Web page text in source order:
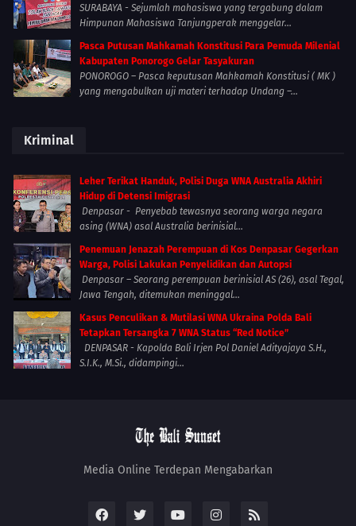
SURABAYA - Sejumlah mahasiswa yang tergabung dalam
Himpunan Mahasiswa Tanjungperak menggelar...
Pasca Putusan Mahkamah Konstitusi Para Pemuda Milenial
Kabupaten Ponorogo Gelar Tasyakuran
PONOROGO – Pasca keputusan Mahkamah Konstitusi ( MK )
yang mengabulkan uji materi terhadap Undang –...
Kriminal
Leher Terikat Handuk, Polisi Duga WNA Australia Akhiri
Hidup di Detensi Imigrasi
Denpasar - Penyebab tewasnya seorang warga negara
asing (WNA) asal Australia berinisial...
Penemuan Jenazah Perempuan di Kos Denpasar Gegerkan
Warga, Polisi Lakukan Penyelidikan dan Autopsi
Denpasar – Seorang perempuan berinisial AS (26), asal Tegal,
Jawa Tengah, ditemukan meninggal...
Kasus Penculikan & Mutilasi WNA Ukraina Polda Bali
Tetapkan Tersangka 7 WNA Status “Red Notice”
DENPASAR - Kapolda Bali Irjen Pol Daniel Adityajaya S.H.,
S.I.K., M.Si., didampingi...
Media Online Terdepan Mengabarkan